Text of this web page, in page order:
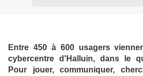
Entre 450 à 600 usagers
cybercentre d'Halluin, dans le
Pour jouer, communiquer,